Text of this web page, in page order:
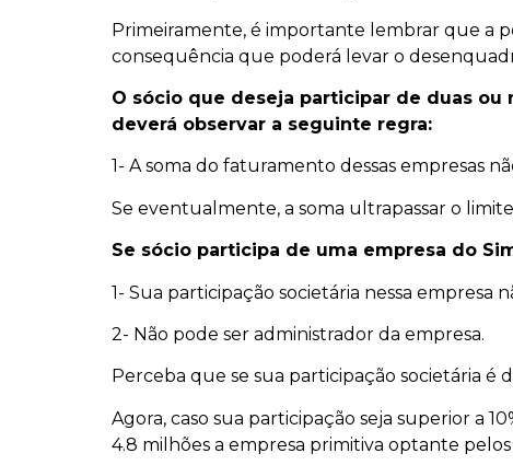
Primeiramente, é importante lembrar que a
consequência que poderá levar o
O sócio que deseja participar de duas
deverá observar a seguinte regra:
1- A soma do faturamento dessas empresas
Se eventualmente, a soma ultrapassar o
Se sócio participa de uma empresa do
1- Sua participação societária nessa empresa
2- Não pode ser administrador da empresa.
Perceba que se sua participação societária é
Agora, caso sua participação seja superior a
4.8 milhões a empresa primitiva optante